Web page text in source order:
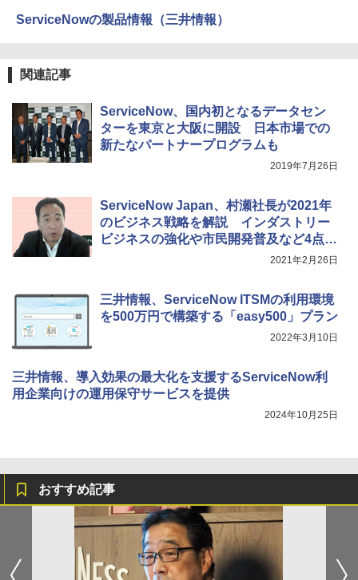
ServiceNowの製品情報（三井情報）
関連記事
ServiceNow、国内初となるデータセン
ターを東京と大阪に開設 日本市場での
新たなパートナープログラムも
2019年7月26日
ServiceNow Japan、村瀬社長が2021年
のビジネス戦略を解説 インダストリー
ビジネスの強化や市民開発普及など4点に
2021年2月26日
三井情報、ServiceNow ITSMの利用環境
を500万円で構築する「easy500」プラン
2022年3月10日
三井情報、導入効果の最大化を支援するServiceNow利
用企業向けの運用保守サービスを提供
2024年10月25日
おすすめ記事